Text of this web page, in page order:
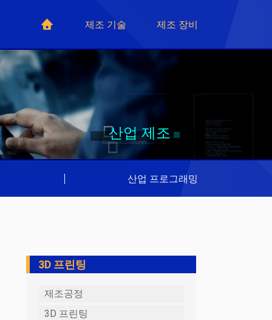
제조 기술 제조 장비
산업 제조
산업 프로그래밍
3D 프린팅
제조공정
3D 프린팅